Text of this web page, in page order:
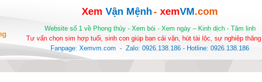
Xem Vận Mệnh- xemVM.com
Website số 1 về Phong thủy - Xem bói - Xem ngày – Kinh dịch - Tâm linh
Tư vấn chọn sim hợp tuổi, sinh con giúp bạn cải vận, hút tài lộc, sự nghiệp
Fanpage: Xemvm.com - Zalo: 0926.138.186 - Hotline: 0926.138.186